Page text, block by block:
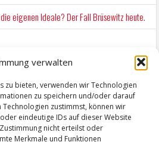
verwalten
zu bieten, verwenden wir Technologien
zu speichern und/oder darauf
Technologien zustimmst, können wir
eindeutige IDs auf dieser Website
nicht erteilst oder
Merkmale und Funktionen
eigenen Ideale? Der Fall Brüsewitz heute.
H.P. Richter - DAMALS WAR ES FRIEDRICH
mit LEGO® & Robotik